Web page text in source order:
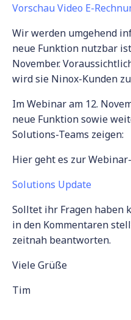
Vorschau Video E-
Wir werden umgehend
neue Funktion nutzbar
November.
wird sie Ninox-Kunden
Im Webinar am 12.
neue Funktion sowie
Solutions-Teams zeigen:
Hier geht es zur
Solutions Update
Solltet ihr Fragen haben
in den Kommentaren
zeitnah beantworten.
Viele Grüße
Tim